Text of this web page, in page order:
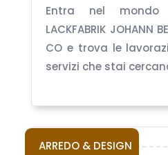
Entra nel mondo
LACKFABRIK JOHANN
CO e trova le
servizi che stai
ARREDO & DESIGN